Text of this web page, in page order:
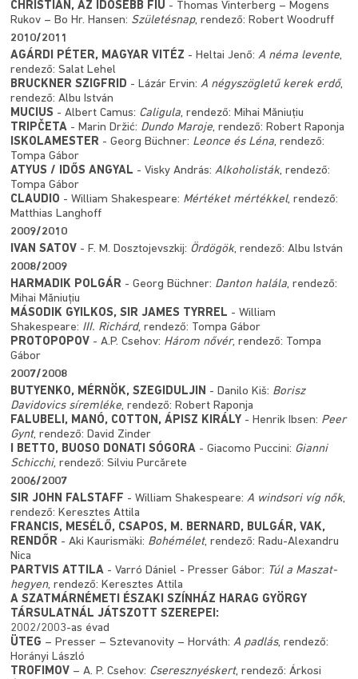
CHRISTIAN, AZ IDŐSEBB FIÚ - Thomas Vinterberg – Mogens
Rukov – Bo Hr. Hansen: Születésnap, rendező: Robert Woodruff
2010/2011
AGÁRDI PÉTER, MAGYAR VITÉZ - Heltai Jenő:A néma levente,
rendező: Salat Lehel
BRUCKNER SZIGFRID - Lázár Ervin:A négyszögletű kerek erdő,
rendező: Albu István
MUCIUS - Albert Camus: Caligula, rendező: Mihai Măniuţiu
TRIPČETA - Marin Držić: Dundo Maroje, rendező: Robert Raponja
ISKOLAMESTER - Georg Büchner: Leonce és Léna, rendező:
Tompa Gábor
ATYUS / IDŐS ANGYAL - Visky András:Alkoholisták, rendező:
Tompa Gábor
CLAUDIO - William Shakespeare: Mértéket mértékkel, rendező:
Matthias Langhoff
2009/2010
IVAN SATOV - F. M. Dosztojevszkij: Ördögök, rendező: Albu István
2008/2009
HARMADIK POLGÁR - Georg Büchner: Danton halála, rendező:
Mihai Măniuţiu
MÁSODIK GYILKOS, SIR JAMES TYRREL - William
Shakespeare: III. Richárd, rendező: Tompa Gábor
PROTOPOPOV - A.P. Csehov: Három nővér, rendező: Tompa
Gábor
2007/2008
BUTYENKO, MÉRNÖK, SZEGIDULJIN - Danilo Kiš: Borisz
Davidovics síremléke, rendező: Robert Raponja
FALUBELI, MANÓ, COTTON, ÁPISZ KIRÁLY - Henrik Ibsen: Peer
Gynt, rendező: David Zinder
I BETTO, BUOSO DONATI SÓGORA - Giacomo Puccini: Gianni
Schicchi, rendező: Silviu Purcărete
2006/2007
SIR JOHN FALSTAFF - William Shakespeare:A windsori víg nők,
rendező: Keresztes Attila
FRANCIS, MESÉLŐ, CSAPOS, M. BERNARD, BULGÁR, VAK,
RENDŐR - Aki Kaurismäki: Bohémélet, rendező: Radu-Alexandru
Nica
PARTVIS ATTILA - Varró Dániel - Presser Gábor: Túl a Maszat-
hegyen, rendező: Keresztes Attila
A SZATMÁRNÉMETI ÉSZAKI SZÍNHÁZ HARAG GYÖRGY
TÁRSULATNÁL JÁTSZOTT SZEREPEI:
2002/2003-as évad
ÜTEG – Presser – Sztevanovity – Horváth:A padlás, rendező:
Horányi László
TROFIMOV – A. P. Csehov: Cseresznyéskert, rendező: Árkosi